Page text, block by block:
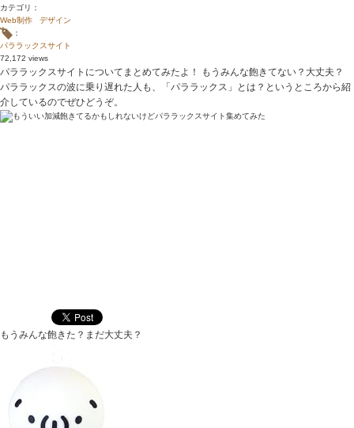
カテゴリ：
Web制作
デザイン
：
パララックスサイト
72,172 views
パララックスサイトについてまとめてみたよ！ もうみんな飽きてない？大丈夫？
パララックスの波に乗り遅れた人も、「パララックス」とは？というところから紹
介しているのでぜひどうぞ。
もうみんな飽きた？まだ大丈夫？